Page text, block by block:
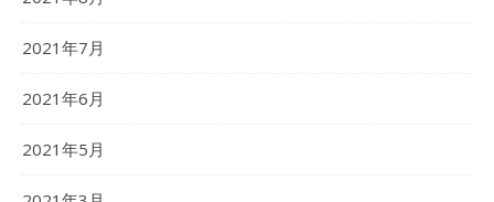
2021年7月
2021年6月
2021年5月